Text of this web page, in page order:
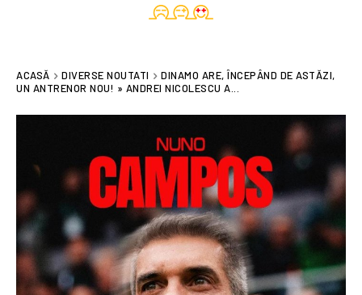
ACASĂ DIVERSE NOUTATI
DINAMO ARE, ÎNCEPÂND DE ASTĂZI,
UN ANTRENOR NOU! » ANDREI NICOLESCU A...